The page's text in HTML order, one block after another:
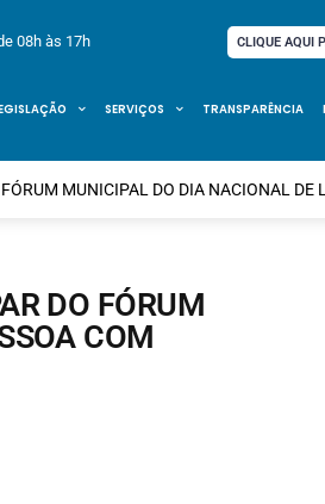
08h às 17h CLIQUE AQUI
SERVIÇOS TRANSPARÊNCIA
MUNICIPAL DO DIA NACIONAL DE
DO FÓRUM
COM